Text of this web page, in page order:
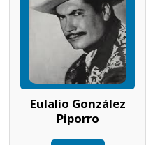
Eulalio González
Piporro